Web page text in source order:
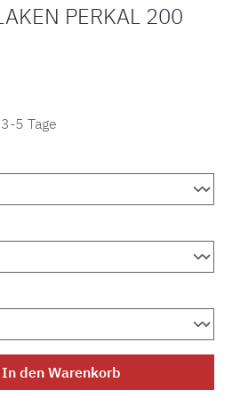
PERKAL 200
5 Tage
Wert ein
In den Warenkorb